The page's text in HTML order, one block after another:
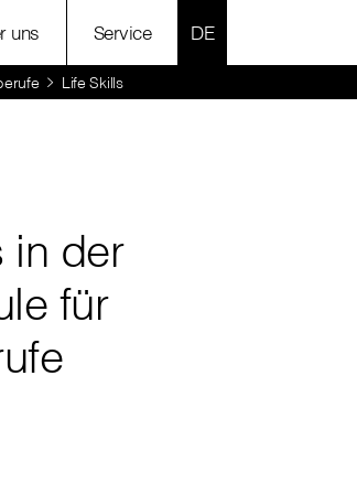
uns Service SPRACHE
Life Skills
in der
für